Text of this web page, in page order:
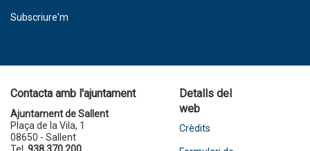
Subscriure'm
Contacta amb l'ajuntament
Ajuntament de Sallent
Plaça de la Vila, 1
08650 - Sallent
Detalls del
web
Crèdits